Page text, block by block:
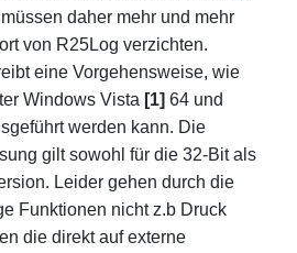
daher mehr und mehr
von R25Log verzichten.
eine Vorgehensweise, wie
Windows Vista [1] 64 und
werden kann. Die
gilt sowohl für die 32-Bit als
Leider gehen durch die
Funktionen nicht z.b Druck
die direkt auf externe